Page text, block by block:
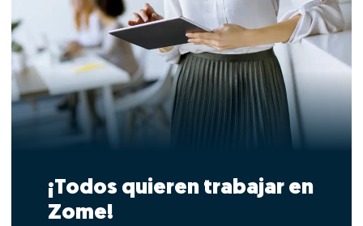
¡Todos quieren trabajar en
Zome!